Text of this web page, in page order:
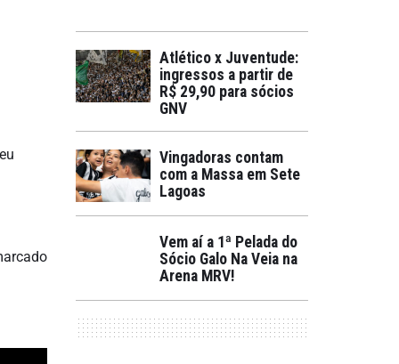
Atlético x Juventude:
ingressos a partir de
R$ 29,90 para sócios
GNV
Vingadoras contam
com a Massa em Sete
Lagoas
Vem aí a 1ª Pelada do
Sócio Galo Na Veia na
Arena MRV!